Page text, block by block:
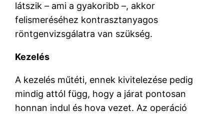
látszik – ami a gyakoribb –, akkor
felismeréséhez kontrasztanyagos
röntgenvizsgálatra van szükség.
Kezelés
A kezelés műtéti, ennek kivitelezése pedig
mindig attól függ, hogy a járat pontosan
honnan indul és hova vezet. Az operáció